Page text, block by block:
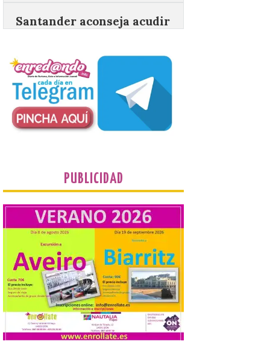
eclipse
El TUS cuenta con líneas
que llegan a la zona en
puntos como el faro de
Cabo Mayor, Cueto,
Corbanera o Ciriego y
reforzará la movilidad con un servicio
especial de lanzaderas desde el PCTCAN
a Ciriego. El Ayuntamiento de […]
impulsa nuevas
iniciativas relacionadas
con el trío de eclipses para
afianzar a Extremadura
como referente en
astroturismo
8 Ago 2026
Extremadura cuenta con
uno de los cielos
estrellados con menor
contaminación lumínica
de Europa, un recurso
natural que permite disfrutar de
actividades de astroturismo durante todo
PUBLICIDAD